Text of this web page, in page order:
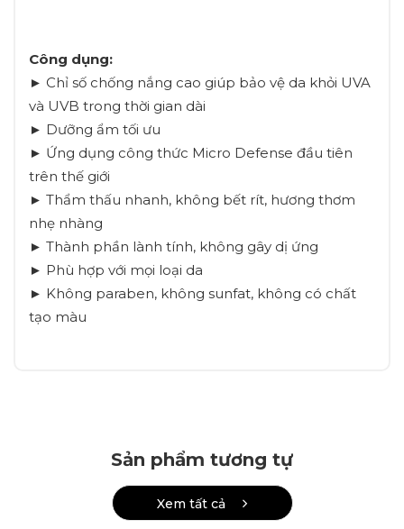
Công dụng:
► Chỉ số chống nắng cao giúp bảo vệ da khỏi UVA
và UVB trong thời gian dài
► Dưỡng ẩm tối ưu
► Ứng dụng công thức Micro Defense đầu tiên
trên thế giới
► Thẩm thấu nhanh, không bết rít, hương thơm
nhẹ nhàng
► Thành phần lành tính, không gây dị ứng
► Phù hợp với mọi loại da
► Không paraben, không sunfat, không có chất
tạo màu
Sản phẩm tương tự
Xem tất cả